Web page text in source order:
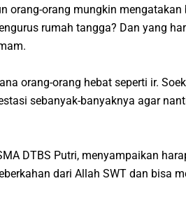
orang-orang mungkin
rumah tangga? Dan yang
orang-orang hebat seperti ir.
sebanyak-banyaknya agar
DTBS Putri, menyampaikan
dari Allah SWT dan bisa